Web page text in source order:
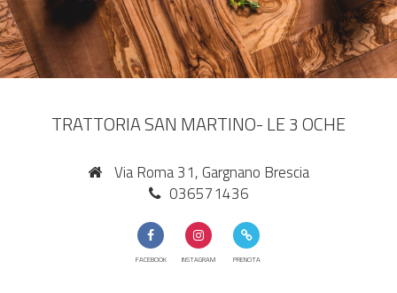
TRATTORIA SAN MARTINO- LE 3 OCHE
Via Roma 31, Gargnano Brescia
036571436
FACEBOOK INSTAGRAM PRENOTA